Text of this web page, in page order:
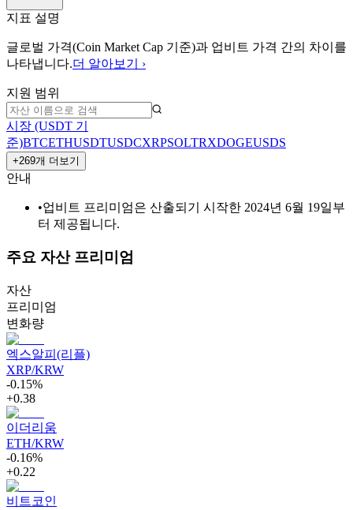
지표 설명
글로벌 가격(Coin Market Cap 기준)과 업비트 가격 간의 차이를
나타냅니다.더 알아보기 ›
지원 범위
시장 (USDT 기
준)BTCETHUSDTUSDCXRPSOLTRXDOGEUSDS
+269개 더보기
안내
•업비트 프리미엄은 산출되기 시작한 2024년 6월 19일부
터 제공됩니다.
주요 자산 프리미엄
자산
프리미엄
변화량
엑스알피(리플)
XRP/KRW
-0.15%
+0.38
이더리움
ETH/KRW
-0.16%
+0.22
비트코인